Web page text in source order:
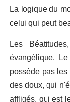
La logique du
celui qui peut
Les
évangélique.
possède pas
des doux, qui